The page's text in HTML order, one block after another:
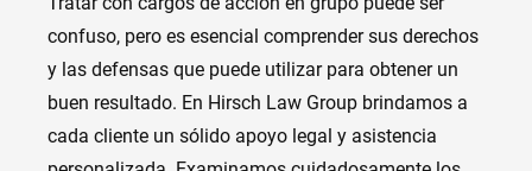
confuso, pero es esencial comprender sus derechos
y las defensas que puede utilizar para obtener un
buen resultado. En Hirsch Law Group brindamos a
cada cliente un sólido apoyo legal y asistencia